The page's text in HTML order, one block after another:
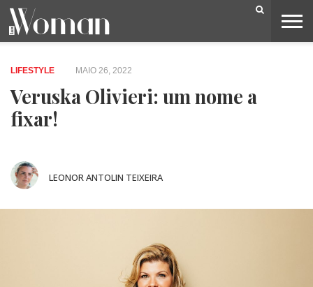
BELEZA
CAPA
LIFESTYLE
MODA
OPINIÃO
PESSOAS
SOCIEDADE
VIDEOS
LIFESTYLE MAIO 26, 2022
Veruska Olivieri: um nome a
fixar!
LEONOR ANTOLIN TEIXEIRA